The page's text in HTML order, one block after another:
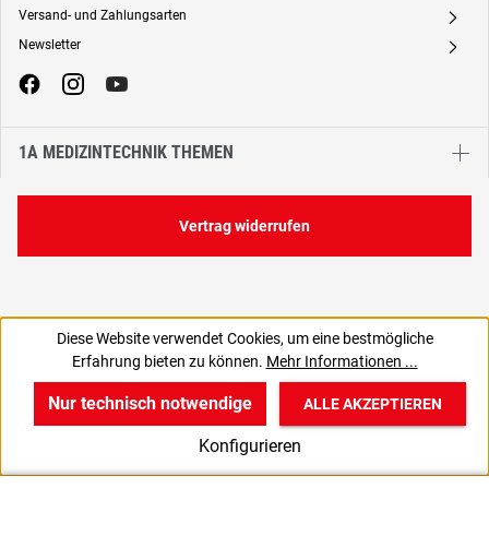
138,57 €
Versand- und Zahlungsarten A
Newsletter A
1A MEDIZINTECHNIK THEMEN
Vertrag widerrufen
Diese Website verwendet Cookies, um eine bestmögliche
Erfahrung bieten zu können. Mehr Informationen ...
Nur technisch notwendige
Konfigurieren
ALLE AKZEPTIEREN
v
Produkte
B